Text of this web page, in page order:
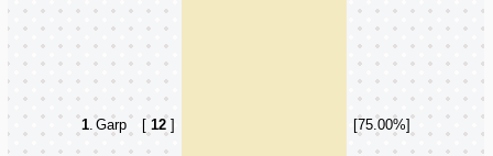
1. Garp [ 12 ] [75.00%]